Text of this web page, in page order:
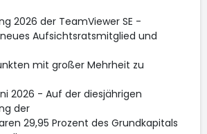
2026 der TeamViewer SE -
Aufsichtsratsmitglied und
mit großer Mehrheit zu
2026 - Auf der diesjährigen
der
29,95 Prozent des Grundkapitals